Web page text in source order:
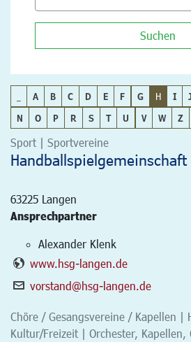
Suchen
A B C D E F G H I J
N
O P R S T U V W Z
Sport | Sportvereine
Handballspielgemeinschaft
63225 Langen
Ansprechpartner
Alexander Klenk
www.hsg-langen.de
vorstand@hsg-langen.de
Chöre / Gesangsvereine / Kapellen |
Kultur/Freizeit | Orchester, Kapellen,